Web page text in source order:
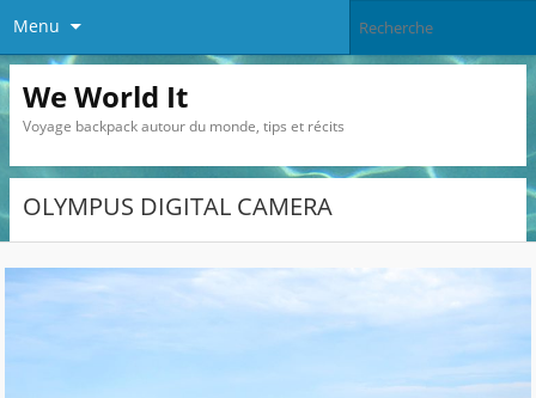
Menu
We World It
Voyage backpack autour du monde, tips et récits
OLYMPUS DIGITAL CAMERA